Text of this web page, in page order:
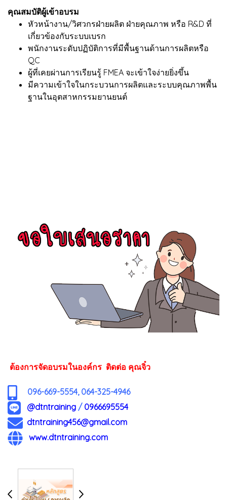
คุณสมบัติผู้เข้าอบรม
หัวหน้างาน/วิศวกรฝ่ายผลิต ฝ่ายคุณภาพ หรือ R&D ที่
เกี่ยวข้องกับระบบเบรก
พนักงานระดับปฏิบัติการที่มีพื้นฐานด้านการผลิตหรือ
QC
ผู้ที่เคยผ่านการเรียนรู้ FMEA จะเข้าใจง่ายยิ่งขึ้น
มีความเข้าใจในกระบวนการผลิตและระบบคุณภาพพื้น
ฐานในอุตสาหกรรมยานยนต์
ต้องการจัดอบรมในองค์กร ติดต่อ คุณจิ๋ว
096-669-5554, 064-325-4946
@dtntraining / 0966695554
dtntraining456@gmail.com
www.dtntraining.com